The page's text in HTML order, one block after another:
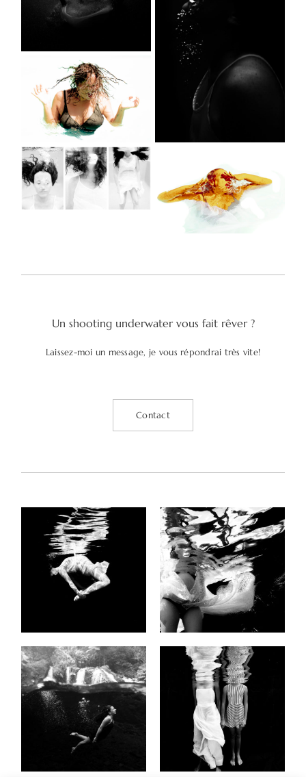
Un shooting underwater vous fait rêver ?
Laissez-moi un message, je vous répondrai très vite!
Contact